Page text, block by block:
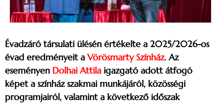
Évadzáró társulati ülésén értékelte a 2025/2026-os
évad eredményeit aVörösmarty Színház. Az
eseményen Dolhai Attila igazgató adott átfogó
képet a színház szakmai munkájáról, közösségi
programjairól, valamint a következő időszak